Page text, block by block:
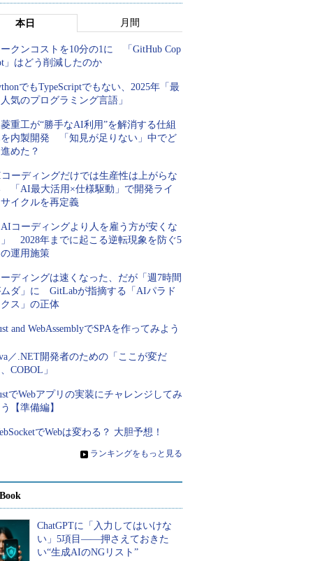
本日 月間
クンコストを10分の1に 「GitHub Cop
」はどう削減したのか
でもTypeScriptでもない、2025年「最
気のプログラミング言語」
重工が“勝手なAI利用”を解消する仕組
内製開発 「知見が足りない」中でど
めた？
ーディングだけでは生産性は上がらな
「AI最大活用×仕様駆動」で開発ライ
イクルを再定義
コーディングより人を雇う方が安くな
2028年までに起こる逆転現象を防ぐ5
運用施策
ディングは速くなった、だが「週7時間
ダ」に GitLabが指摘する「AIパラド
ス」の正体
and WebAssemblyでSPAを作ってみよう
／.NET開発者のための「ここが変だ
COBOL」
でWebアプリの実装にチャレンジしてみ
【準備編】
でWebは変わる？ 大胆予想！
» ランキングをもっと見る
ChatGPTに「入力してはいけな
い」5項目――押さえておきた
い“生成AIのNGリスト”